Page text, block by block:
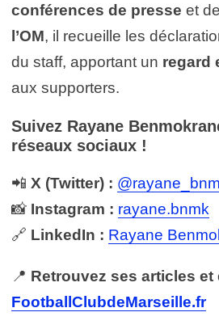
conférences de presse et
l’OM, il recueille les
du staff, apportant un regard
aux supporters.
Suivez Rayane
réseaux sociaux !
📲 X (Twitter) :
📸 Instagram : rayane.bnmk
🔗 LinkedIn : Rayane
📍 Retrouvez ses articles
FootballClubdeMarseille.fr